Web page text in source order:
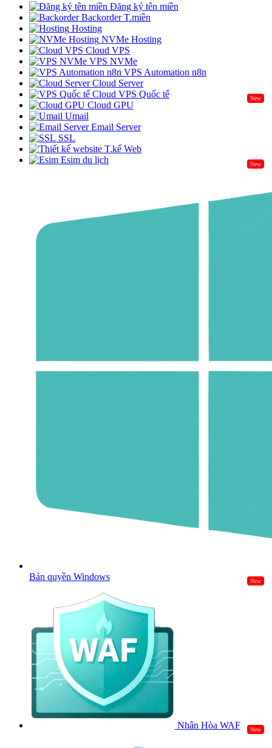
Đăng ký tên miền
Backorder T.miền
Hosting
NVMe Hosting
Cloud VPS
VPS NVMe
VPS Automation n8n
Cloud Server
Cloud VPS Quốc tế
New
Cloud GPU
Umail
Email Server
SSL
T.kế Web
Esim du lịch
New
Bản quyền Windows New
Nhân Hòa WAF New